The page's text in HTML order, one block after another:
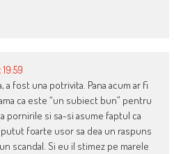
a fost una potrivita. Pana acum ar fi
ca este “un subiect bun” pentru
pornirile si sa-si asume faptul ca
foarte usor sa dea un raspuns
scandal. Si eu il stimez pe marele